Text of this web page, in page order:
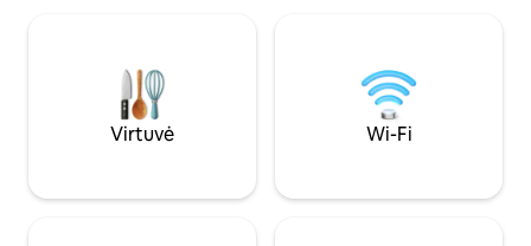
rūšys, gyvena savo natūralioje aplinkoje.
Žr. darbo valandas atitinkamoje
svetainėje. Skåne siūlo daug daugiau
ekskursijų tiek dideliems, tiek mažiems.
pačiame Svarte
maždaug už 6 km
lengvai
dviračiu palei
Virtuvė Wi-Fi